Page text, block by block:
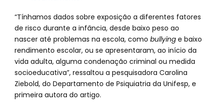
“Tínhamos dados sobre exposição a diferentes fatores
de risco durante a infância, desde baixo peso ao
nascer até problemas na escola, como bullying e baixo
rendimento escolar, ou se apresentaram, ao início da
vida adulta, alguma condenação criminal ou medida
socioeducativa”, ressaltou a pesquisadora Carolina
Ziebold, do Departamento de Psiquiatria da Unifesp, e
primeira autora do artigo.